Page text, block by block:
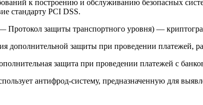
к построению и обслуживанию безопасных
стандарту PCI DSS.
Протокол защиты транспортного уровня) —
дополнительной защиты при проведении платежей,
защита при проведении платежей с
антифрод-систему, предназначенную для